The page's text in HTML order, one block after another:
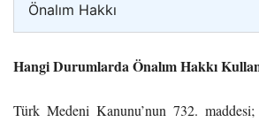
Önalım Hakkı
Hangi Durumlarda Önalım Hakkı
Türk Medeni Kanunu’nun 732.